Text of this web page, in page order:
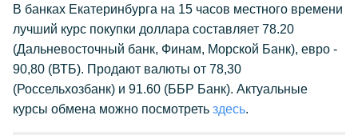
В банках Екатеринбурга на 15 часов местного времени
лучший курс покупки доллара составляет 78.20
(Дальневосточный банк, Финам, Морской Банк), евро -
90,80 (ВТБ). Продают валюты от 78,30
(Россельхозбанк) и 91.60 (ББР Банк). Актуальные
курсы обмена можно посмотреть здесь.